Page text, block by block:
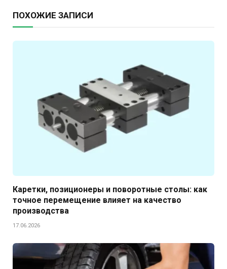
ПОХОЖИЕ ЗАПИСИ
Каретки, позиционеры и поворотные столы: как
точное перемещение влияет на качество
производства
17.06.2026